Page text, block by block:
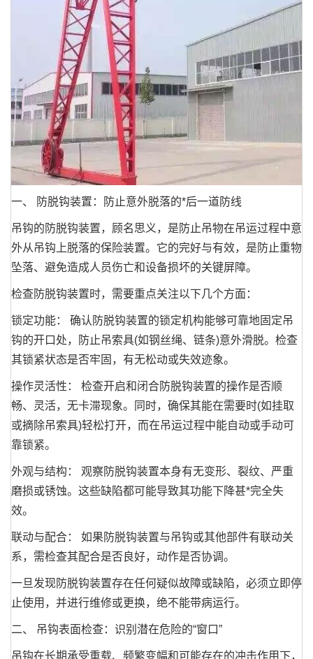
一、 防脱钩装置：防止意外脱落的*后一道防线
吊钩的防脱钩装置，顾名思义，是防止吊物在吊运过程中意
外从吊钩上脱落的保险装置。它的完好与有效，是防止重物
坠落、避免造成人员伤亡和设备损坏的关键屏障。
检查防脱钩装置时，需要重点关注以下几个方面：
锁定功能： 确认防脱钩装置的锁定机构能够可靠地固定吊
钩的开口处，防止吊索具(如钢丝绳、链条)意外滑脱。检查
其锁紧状态是否牢固，有无松动或失效迹象。
操作灵活性： 检查开启和闭合防脱钩装置的操作是否顺
畅、灵活，无卡滞现象。同时，确保其能在需要时(如挂取
或摘除吊索具)轻松打开，而在吊运过程中能自动或手动可
靠锁紧。
外观与结构： 观察防脱钩装置本身有无变形、裂纹、严重
磨损或锈蚀。这些缺陷都可能导致其功能下降甚*完全失
效。
联动与配合： 如果防脱钩装置与吊钩或其他部件有联动关
系，需检查其配合是否良好，动作是否协调。
一旦发现防脱钩装置存在任何疑似故障或缺陷，必须立即停
止使用，并进行维修或更换，绝不能带病运行。
二、 吊钩表面检查：识别潜在危险的“窗口”
吊钩在长期承受重载、频繁变幅和可能存在的冲击作用下，